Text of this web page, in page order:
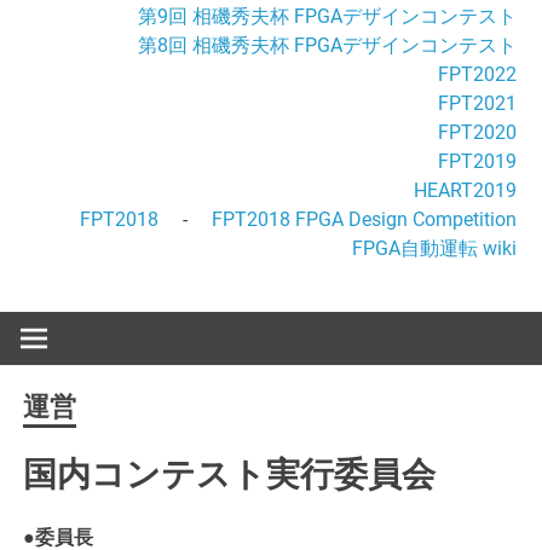
第9回 相磯秀夫杯 FPGAデザインコンテスト
第8回 相磯秀夫杯 FPGAデザインコンテスト
FPT2022
FPT2021
FPT2020
FPT2019
HEART2019
FPT2018 - FPT2018 FPGA Design Competition
FPGA自動運転 wiki
運営
国内コンテスト実行委員会
●委員長